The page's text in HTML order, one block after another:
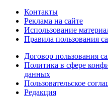
Контакты
Реклама на сайте
Использование
Правила пользования
Договор пользования
Политика в сфере
данных
Пользовательское
Редакция